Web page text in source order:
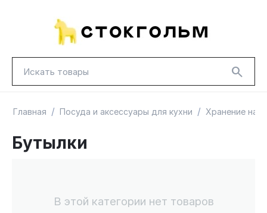
Главная / Посуда и аксессуары для кухни / Хранение на
Бутылки
В этой категории нет товаров